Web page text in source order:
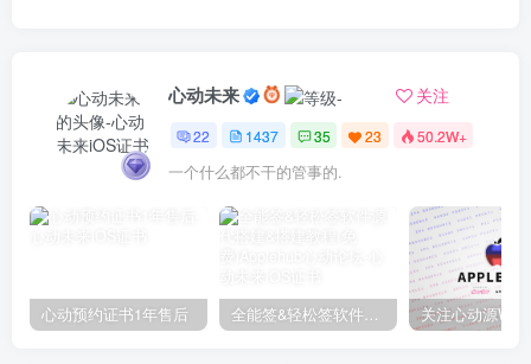
心动未来 关注
22 1437 35 23 50.2W+
一个什么都不干的管事的.
心动预约证书1年售后 全能签&轻松签软件源代搭建&搭建教程(免费)Applehub心动论坛